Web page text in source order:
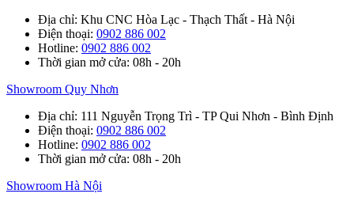
Địa chỉ: Khu CNC Hòa Lạc - Thạch Thất - Hà Nội
Điện thoại: 0902 886 002
Hotline: 0902 886 002
Thời gian mở cửa: 08h - 20h
Showroom Quy Nhơn
Địa chỉ: 111 Nguyễn Trọng Trì - TP Qui Nhơn - Bình Định
Điện thoại: 0902 886 002
Hotline: 0902 886 002
Thời gian mở cửa: 08h - 20h
Showroom Hà Nội